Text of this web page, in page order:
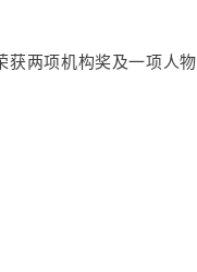
获两项机构奖及一项人物